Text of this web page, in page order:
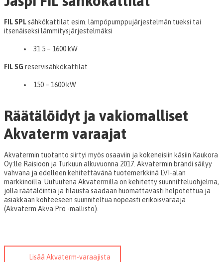
FIL SPLsähkökattilat esim. lämpöpumppujärjestelmän tueksi tai
itsenäiseksi lämmitysjärjestelmäksi
31.5 – 1600 kW
FIL SG reservisähkökattilat
150 – 1600 kW
Räätälöidyt ja vakiomalliset
Akvaterm varaajat
Akvatermin tuotanto siirtyi myös osaaviin ja kokeneisiin käsiin Kaukora
Oy:lle Raisioon ja Turkuun alkuvuonna 2017. Akvatermin brändi säilyy
vahvana ja edelleen kehitettävänä tuotemerkkinä LVI-alan
markkinoilla. Uutuutena Akvatermilla on kehitetty suunnitteluohjelma,
jolla räätälöintiä ja tilausta saadaan huomattavasti helpotettua ja
asiakkaan kohteeseen suunniteltua nopeasti erikoisvaraaja
(Akvaterm Akva Pro -mallisto).
Lisää Akvaterm-varaajista